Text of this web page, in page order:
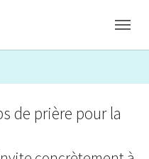
de prière pour la